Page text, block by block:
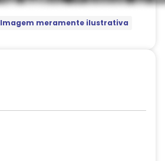
Imagem meramente ilustrativa